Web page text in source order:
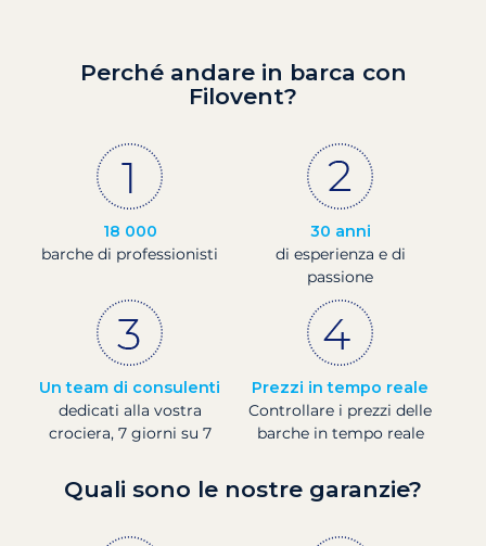
Perché andare in barca con
Filovent?
18 000
barche di professionisti
30 anni
di esperienza e di
passione
Un team di consulenti
dedicati alla vostra
crociera, 7 giorni su 7
Prezzi in tempo reale
Controllare i prezzi delle
barche in tempo reale
Quali sono le nostre garanzie?